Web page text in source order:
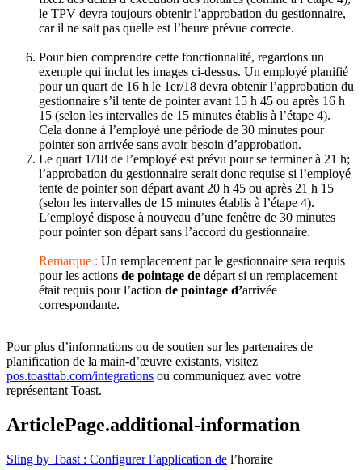
le TPV devra toujours obtenir l’approbation du gestionnaire,
car il ne sait pas quelle est l’heure prévue correcte.
Pour bien comprendre cette fonctionnalité, regardons un
exemple qui inclut les images ci-dessus. Un employé planifié
pour un quart de 16 h le 1er/18 devra obtenir l’approbation du
gestionnaire s’il tente de pointer avant 15 h 45 ou après 16 h
15 (selon les intervalles de 15 minutes établis à l’étape 4).
Cela donne à l’employé une période de 30 minutes pour
pointer son arrivée sans avoir besoin d’approbation.
Le quart 1/18 de l’employé est prévu pour se terminer à 21 h;
l’approbation du gestionnaire serait donc requise si l’employé
tente de pointer son départ avant 20 h 45 ou après 21 h 15
(selon les intervalles de 15 minutes établis à l’étape 4).
L’employé dispose à nouveau d’une fenêtre de 30 minutes
pour pointer son départ sans l’accord du gestionnaire.
Remarque : Un remplacement par le gestionnaire sera requis
pour les actions de pointage de départ si un remplacement
était requis pour l’action de pointage d’arrivée
correspondante.
Pour plus d’informations ou de soutien sur les partenaires de
planification de la main-d’œuvre existants, visitez
pos.toasttab.com/integrations ou communiquez avec votre
représentant Toast.
ArticlePage.additional-information
Sling by Toast : Configurer l’application de l’horaire